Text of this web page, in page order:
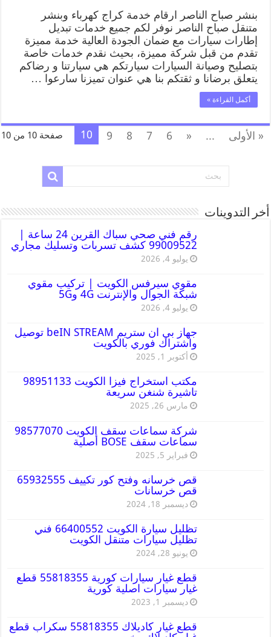
بنشر صباح الناصر ارقام خدمة كراج كهرباء وبنشر
متنقل صباح الناصر نوفر لكم جميع خدمات تبديل
إطارات سيارات مع ضمان الجودة العالية خدمة مميزة
تقدم من قبل شركة مميزة، بحيث نقدم خدمات خاصة
بتصليح وصيانة السيارات سيارتكم هي سيارتنا و رضاكم
يتعلق برضانا و ثقتكم بنا هي عنوان تميزنا سارعوا …
أكمل القراءة »
صفحة 10 من 10 « الأولى ...
«
6
7
8
9
10
أخر التدوينات
رقم فني صحي سباك القرين 24 ساعة |
99009522 كشف تسربات وتسليك مجاري
يوليو 4, 2026
مقوي سيرفس الكويت | تركيب مقوي
شبكة الجوال والإنترنت 4G و5G
يوليو 4, 2026
جهاز بي ان ستريم beIN STREAM توصيل
واشتراك فوري بالكويت
أكتوبر 1, 2025
مكتب استخراج فيزا الكويت 98951133
تاشيرة شنغن سريعة
مارس 26, 2025
شركة سماعات سقف الكويت 98577070
سماعات سقف BOSE أصلية
فبراير 5, 2025
قص خرسانه وفتح كور تكييف 65932555
قص خرسانات
ديسمبر 18, 2024
تظليل سيارة الكويت 66400552 فني
تظليل سيارات متنقل الكويت
يونيو 28, 2024
قطع غيار سيارات كورية 55818355 قطع
غيار سيارات اصلية كورية
ديسمبر 1, 2023
قطع غيار كاديلاك 55818355 سكراب قطع